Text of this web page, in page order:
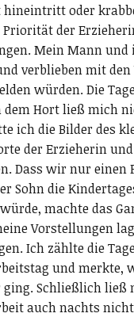
hineintritt oder
der
Mein Mann und
verblieben mit
würden. Die
dem Hort ließ mich
ich die Bilder des
der Erzieherin
Dass wir nur einen
Sohn die
machte das
Vorstellungen
Ich zählte die
und merkte,
Schließlich ließ
auch nachts